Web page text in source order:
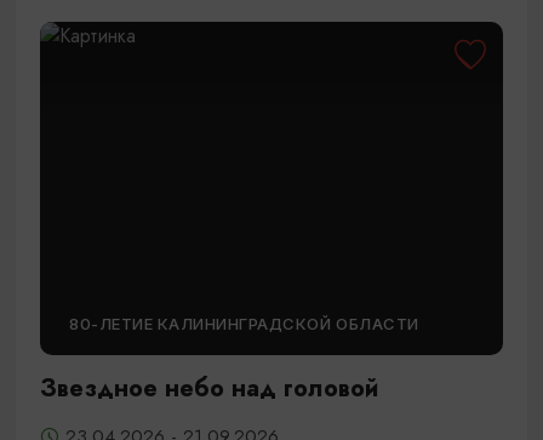
80-ЛЕТИЕ КАЛИНИНГРАДСКОЙ ОБЛАСТИ
Звездное небо над головой